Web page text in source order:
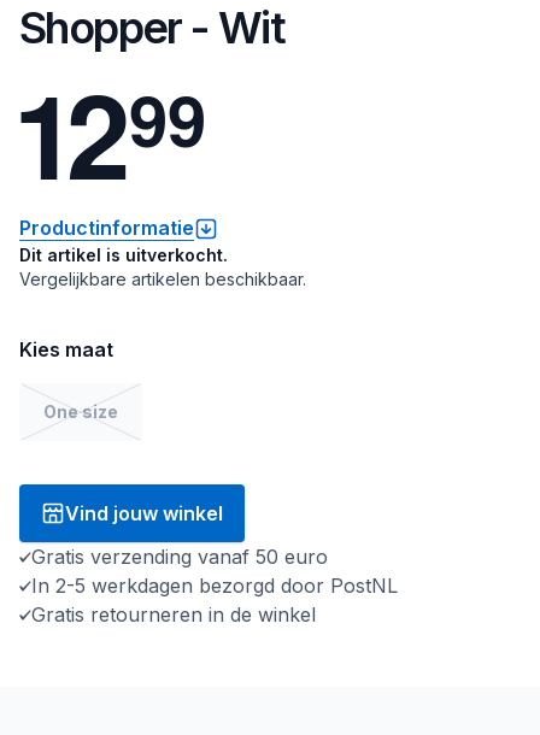
Shopper - Wit
1299
Productinformatie
Dit artikel is uitverkocht.
Vergelijkbare artikelen beschikbaar.
Kies maat
One size
Vind jouw winkel
Gratis verzending vanaf 50 euro
In 2-5 werkdagen bezorgd door PostNL
Gratis retourneren in de winkel